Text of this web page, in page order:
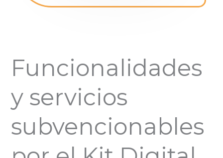
Funcionalidades
y servicios
subvencionables